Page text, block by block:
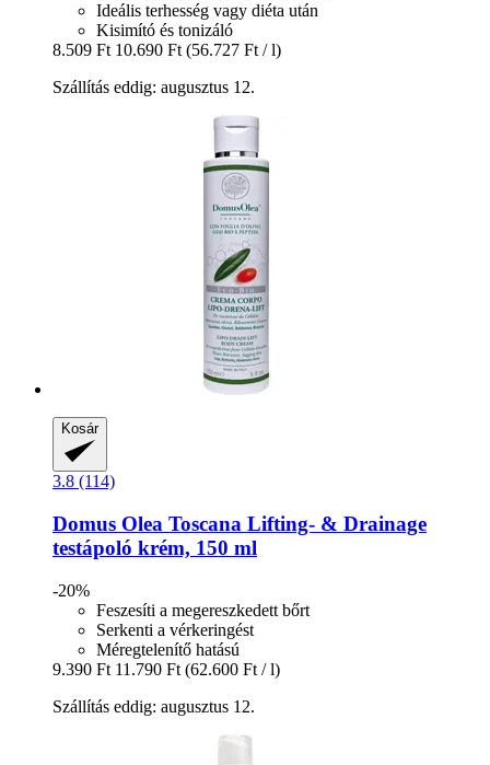
Ideális terhesség vagy diéta után
Kisimító és tonizáló
8.509 Ft 10.690 Ft (56.727 Ft / l)
Szállítás eddig: augusztus 12.
Kosár
3.8 (114)
Domus Olea Toscana Lifting-​ & Drainage
testápoló krém, 150 ml
-20%
Feszesíti a megereszkedett bőrt
Serkenti a vérkeringést
Méregtelenítő hatású
9.390 Ft 11.790 Ft (62.600 Ft / l)
Szállítás eddig: augusztus 12.